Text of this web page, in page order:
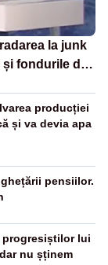
la junk
și fondurile de
producției
și va devia apa
pensiilor.
progresiștilor lui
nu șținem